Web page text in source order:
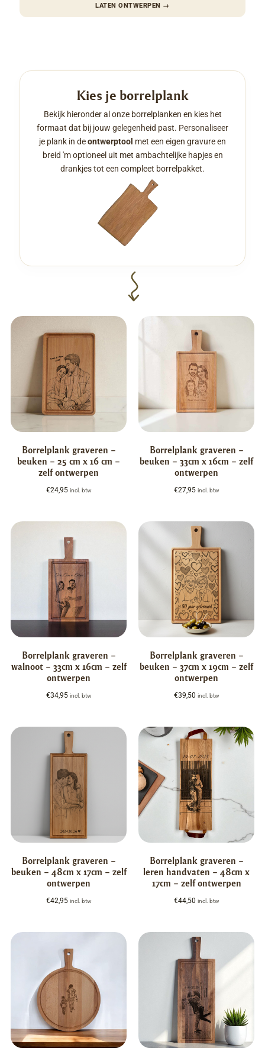
LATEN ONTWERPEN →
Kies je borrelplank
Bekijk hieronder al onze borrelplanken en kies het
formaat dat bij jouw gelegenheid past. Personaliseer
je plank in deontwerptool met een eigen gravure en
breid 'm optioneel uit met ambachtelijke hapjes en
drankjes tot een compleet borrelpakket.
Borrelplank graveren –
beuken – 25 cm x 16 cm –
zelf ontwerpen
€24,95 incl. btw
Borrelplank graveren –
beuken – 33cm x 16cm – zelf
ontwerpen
€27,95 incl. btw
Borrelplank graveren –
walnoot – 33cm x 16cm – zelf
ontwerpen
€34,95 incl. btw
Borrelplank graveren –
beuken – 37cm x 19cm – zelf
ontwerpen
€39,50 incl. btw
Borrelplank graveren –
beuken – 48cm x 17cm – zelf
ontwerpen
€42,95 incl. btw
Borrelplank graveren –
leren handvaten – 48cm x
17cm – zelf ontwerpen
€44,50 incl. btw